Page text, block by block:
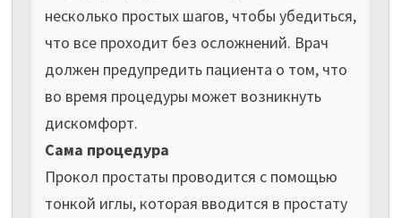
несколько простых шагов, чтобы убедиться,
что все проходит без осложнений. Врач
должен предупредить пациента о том, что
во время процедуры может возникнуть
дискомфорт.
Сама процедура
Прокол простаты проводится с помощью
тонкой иглы, которая вводится в простату